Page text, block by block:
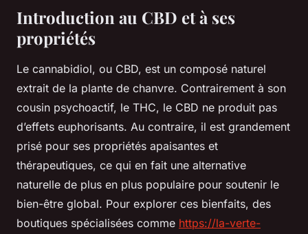
Introduction au CBD et à ses
propriétés
Le cannabidiol, ou CBD, est un composé naturel
extrait de la plante de chanvre. Contrairement à son
cousin psychoactif, le THC, le CBD ne produit pas
d’effets euphorisants. Au contraire, il est grandement
prisé pour ses propriétés apaisantes et
thérapeutiques, ce qui en fait une alternative
naturelle de plus en plus populaire pour soutenir le
bien-être global. Pour explorer ces bienfaits, des
boutiques spécialisées comme https://la-verte-